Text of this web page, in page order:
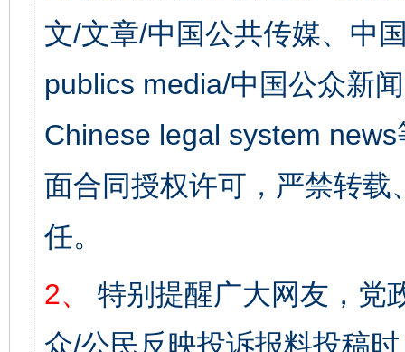
文/文章/中国公共传媒、中
publics media/中国公众新
Chinese legal system
面合同授权许可，严禁转
任。
2、
特别提醒广大网友，党
众/公民反映投诉报料投稿